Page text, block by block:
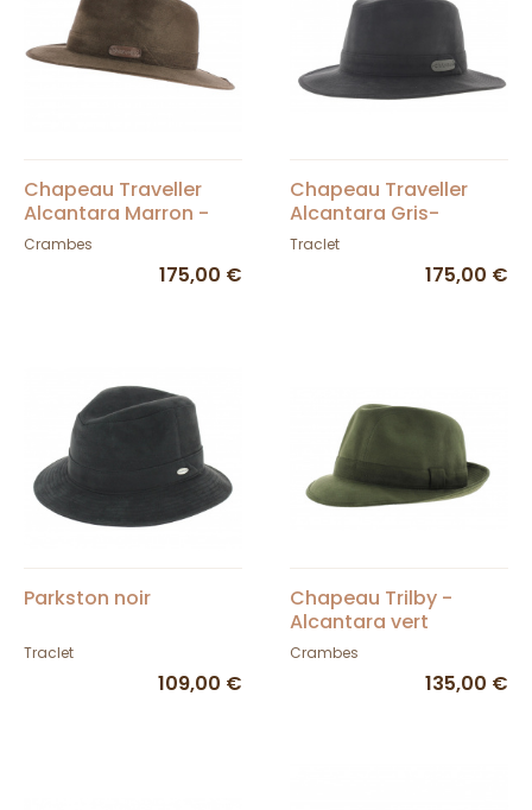
Chapeau Traveller
Alcantara Marron -
Crambes
Crambes
175,00 €
Chapeau Traveller
Alcantara Gris-
Crambes
Traclet
175,00 €
Parkston noir
Traclet
109,00 €
Chapeau Trilby -
Alcantara vert
Crambes
135,00 €